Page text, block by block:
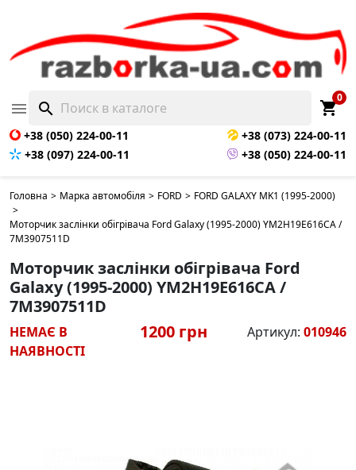
 search shopping_cart
0
+38 (050) 224-00-11
+38 (073) 224-00-11
+38 (097) 224-00-11
+38 (050) 224-00-11
Головна > Марка автомобіля > FORD > FORD GALAXY MK1 (1995-2000)
>
Моторчик заслінки обігрівача Ford Galaxy (1995-2000) YM2H19E616CA /
7M3907511D
Моторчик заслінки обігрівача Ford
Galaxy (1995-2000) YM2H19E616CA /
7M3907511D
НЕМАЄ В
НАЯВНОСТІ
1200 грн Артикул: 010946
НЕМАЄ В НАЯВНОСТІ